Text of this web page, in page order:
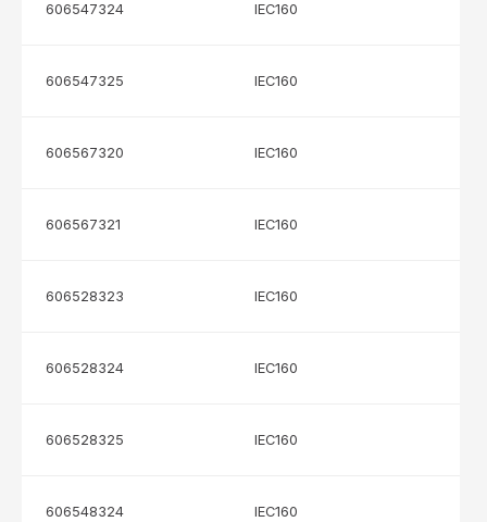
606547324 IEC160
606547325 IEC160
606567320 IEC160
606567321 IEC160
606528323 IEC160
606528324 IEC160
606528325 IEC160
606548324 IEC160